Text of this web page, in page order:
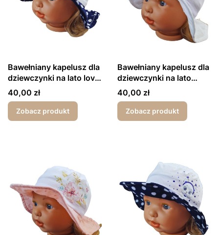
Bawełniany kapelusz dla
dziewczynki na lato love
granatowe grochy
Cena
40,00 zł
Zobacz produkt
Bawełniany kapelusz dla
dziewczynki na lato
kwiat ecru
Cena
40,00 zł
Zobacz produkt